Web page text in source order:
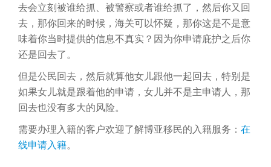
去会立刻被谁给抓、被警察或者谁给抓了，然后你又回
去，那你回来的时候，海关可以怀疑，那你这是不是意
味着你当时提供的信息不真实？因为你申请庇护之后你
还是回去了。
但是公民回去，然后就算他女儿跟他一起回去，特别是
如果女儿就是跟着他的申请，女儿并不是主申请人，那
回去也没有多大的风险。
需要办理入籍的客户欢迎了解博亚移民的入籍服务： 在
线申请入籍。